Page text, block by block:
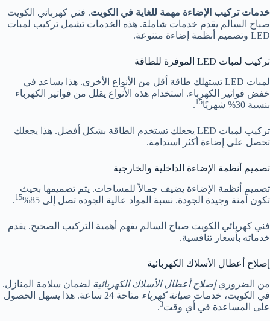
خدمات تركيب الإضاءة مهمة للغاية في الكويت. فني كهربائي الكويت
صباح السالم يقدم خدمات شاملة. هذه الخدمات تشمل تركيب لمبات
LED وتصميم أنظمة إضاءة متنوعة.
تركيب لمبات LED الموفرة للطاقة
لمبات LED تستهلك طاقة أقل من الأنواع الأخرى. هذا يساعد في
خفض فواتير الكهرباء. استخدام هذه الأنواع يقلل من فواتير الكهرباء
بنسبة 30% شهريًا
15
.
تركيب لمبات LED يجعلك تستخدم الطاقة بشكل أفضل. هذا يجعلك
تحصل على إضاءة أكثر استدامة.
تصميم أنظمة الإضاءة الداخلية والخارجية
تصميم أنظمة الإضاءة يضيف جمالاً للمساحات. يتم تصميمها بحيث
تكون آمنة وجيدة الجودة. نسبة المواد عالية الجودة تصل إلى 85%
15
.
فني كهربائي الكويت صباح السالم يفهم أهمية التركيب الصحيح. يقدم
خدماته بأسعار تنافسية.
إصلاح أعطال الأسلاك الكهربائية
من الضروريإصلاح أعطال الأسلاك الكهربائية لضمان سلامة المنازل.
في الكويت، خدمات صيانة كهرباء
متاحة 24 ساعة. هذا يسهل الحصول
على المساعدة في أي وقت3
.